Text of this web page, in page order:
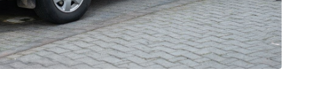
galerie: iva test